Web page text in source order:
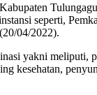
seperti,
04/2022).
yakni meliputi,
kesehatan,